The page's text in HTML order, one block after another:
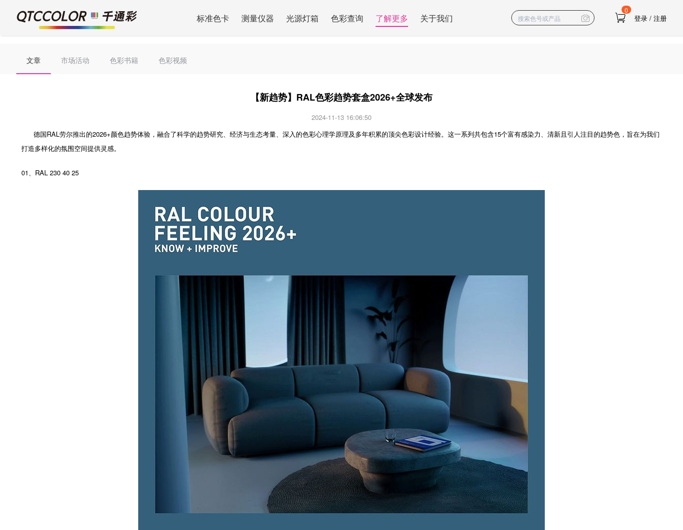
标准色卡 测量仪器 光源灯箱 色彩查询 了解更多 关于我们
0
登录 / 注册
文章 市场活动 色彩书籍 色彩视频
【新趋势】RAL色彩趋势套盒2026+全球发布
2024-11-13 16:06:50
德国RAL劳尔推出的2026+颜色趋势体验，融合了科学的趋势研究、经济与生态考量、深入的色彩心理学原理及多年积累的顶尖色彩设计经验。这一系列共包含15个富有感染力、清新且引人注目的趋势色，旨在为我们
打造多样化的氛围空间提供灵感。
01、RAL 230 40 25